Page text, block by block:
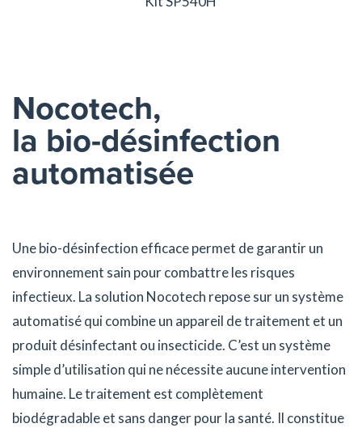
Nocotech,
la bio-désinfection
automatisée
Une bio-désinfection efficace permet de garantir un
environnement sain pour combattre les risques
infectieux. La solution Nocotech repose sur un système
automatisé qui combine un appareil de traitement et un
produit désinfectant ou insecticide. C’est un système
simple d’utilisation qui ne nécessite aucune intervention
humaine. Le traitement est complètement
biodégradable et sans danger pour la santé. Il constitue